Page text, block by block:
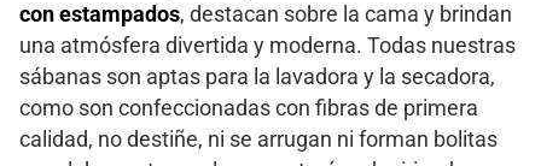
con estampados, destacan sobre la cama y brindan
una atmósfera divertida y moderna. Todas nuestras
sábanas son aptas para la lavadora y la secadora,
como son confeccionadas con fibras de primera
calidad, no destiñe, ni se arrugan ni forman bolitas